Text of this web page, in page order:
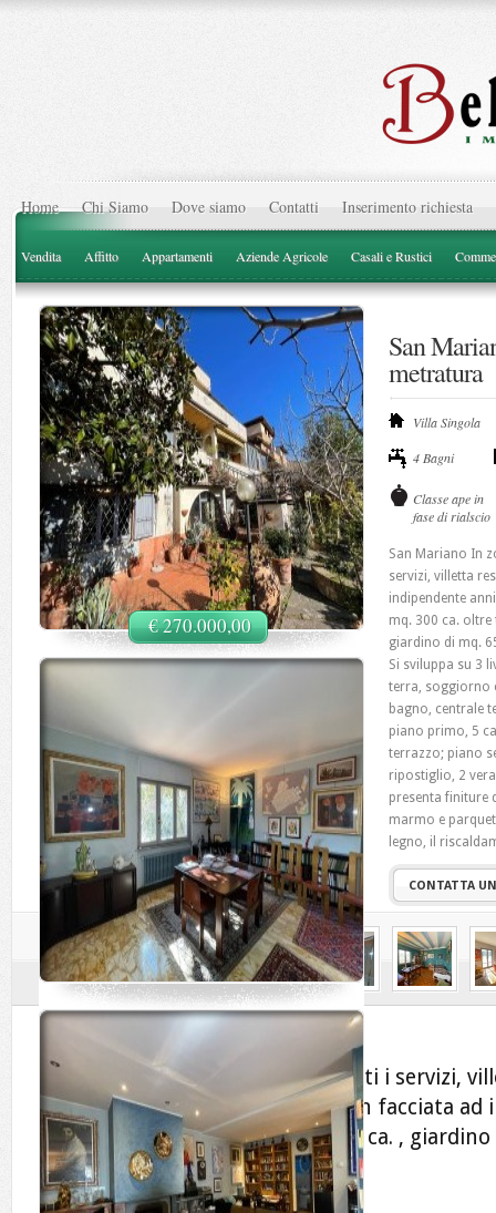
Home Chi Siamo Dove siamo Contatti Inserimento richiesta
Vendita Affitto Appartamenti Aziende Agricole Casali e Rustici
€ 270.000,00
San
metratura
Villa Singola
4 Bagni
Classe ape in
fase di rialscio
San Mariano In
servizi, villetta
indipendente
mq. 300 ca.
giardino di mq.
Si sviluppa su 3
terra, soggiorno
bagno, centrale
piano primo, 5
terrazzo; piano
ripostiglio, 2
presenta finiture
marmo e
legno, il
CONTATTA
In zona residenziale e vicino a tutti i servizi,
accesso indipendente anni ’70 con facciata ad
oltre terrazzi e portici per mq. 60 ca. , giardino
per mq. 34 ca.